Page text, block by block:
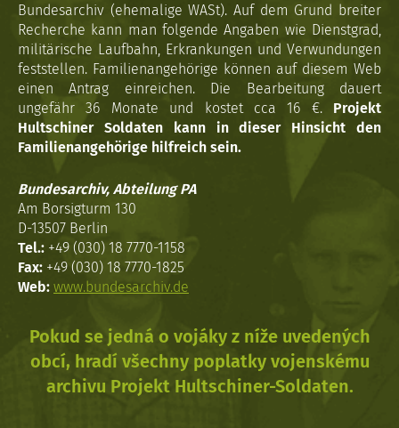
Bundesarchiv (ehemalige WASt). Auf dem Grund breiter
Recherche kann man folgende Angaben wie Dienstgrad,
militärische Laufbahn, Erkrankungen und Verwundungen
feststellen. Familienangehörige können auf diesem Web
einen Antrag einreichen. Die Bearbeitung dauert
ungefähr 36 Monate und kostet cca 16 €. Projekt
Hultschiner Soldaten kann in dieser Hinsicht den
Familienangehörige hilfreich sein.
Bundesarchiv, Abteilung PA
Am Borsigturm 130
D-13507 Berlin
Tel.: +49 (030) 18 7770-1158
Fax: +49 (030) 18 7770-1825
Web: www.bundesarchiv.de
Pokud se jedná o vojáky z níže uvedených
obcí, hradí všechny poplatky vojenskému
archivu Projekt Hultschiner-Soldaten.